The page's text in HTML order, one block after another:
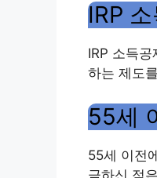
IRP
IRP 소득
하는 제도
55세
55세 이전
금하신 점